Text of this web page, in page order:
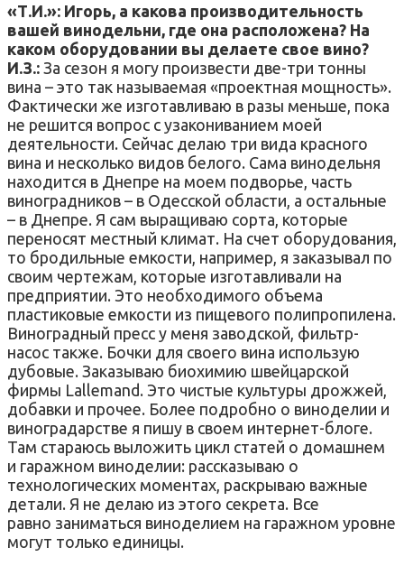
«Т.И.»: Игорь, а какова производительность
вашей винодельни, где она расположена? На
каком оборудовании вы делаете свое вино?
И.З.: За сезон я могу произвести две-три тонны
вина – это так называемая «проектная мощность».
Фактически же изготавливаю в разы меньше, пока
не решится вопрос с узакониванием моей
деятельности. Сейчас делаю три вида красного
вина и несколько видов белого. Сама винодельня
находится в Днепре на моем подворье, часть
виноградников – в Одесской области, а остальные
– в Днепре. Я сам выращиваю сорта, которые
переносят местный климат. На счет оборудования,
то бродильные емкости, например, я заказывал по
своим чертежам, которые изготавливали на
предприятии. Это необходимого объема
пластиковые емкости из пищевого полипропилена.
Виноградный пресс у меня заводской, фильтр-
насос также. Бочки для своего вина использую
дубовые. Заказываю биохимию швейцарской
фирмы Lallemand. Это чистые культуры дрожжей,
добавки и прочее. Более подробно о виноделии и
виноградарстве я пишу в своем интернет-блоге.
Там стараюсь выложить цикл статей о домашнем
и гаражном виноделии: рассказываю о
технологических моментах, раскрываю важные
детали. Я не делаю из этого секрета. Все
равно заниматься виноделием на гаражном уровне
могут только единицы.